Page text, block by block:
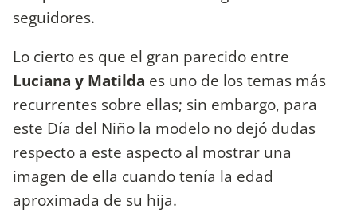
seguidores.
Lo cierto es que el gran parecido entre
Luciana y Matilda es uno de los temas más
recurrentes sobre ellas; sin embargo, para
este Día del Niño la modelo no dejó dudas
respecto a este aspecto al mostrar una
imagen de ella cuando tenía la edad
aproximada de su hija.